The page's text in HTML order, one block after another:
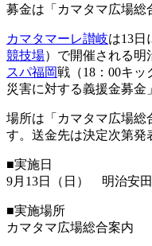
募金は「カマタマ広場総
カマタマーレ讃岐は13日
競技場）で開催される明
スパ福岡戦（18：00キ
災害に対する義援金募金
場所は「カマタマ広場総
す。送金先は決定次第発
■実施日
9月13日（日） 明治安
■実施場所
カマタマ広場総合案内